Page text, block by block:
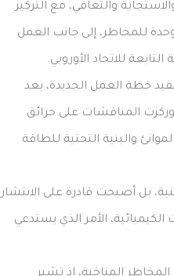
والتعافي، مع التركيز
للمخاطر، إلى جانب العمل
للاتحاد الأوروبي.
خطة العمل الجديدة، بعد
السابقتين اللتين استضافتهما تونس عام 2024، وبرشلونة عام 2025، وركزت المناقشات على حرائق
والبنية التحتية للطاقة
بل أصبحت قادرة على الانتشار
الأمر الذي يستدعي